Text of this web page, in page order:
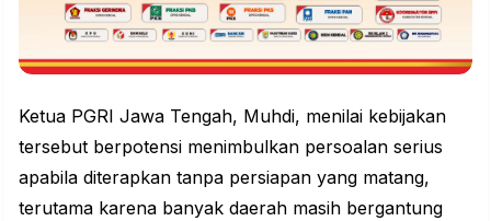
Ketua PGRI Jawa Tengah, Muhdi, menilai kebijakan
tersebut berpotensi menimbulkan persoalan serius
apabila diterapkan tanpa persiapan yang matang,
terutama karena banyak daerah masih bergantung